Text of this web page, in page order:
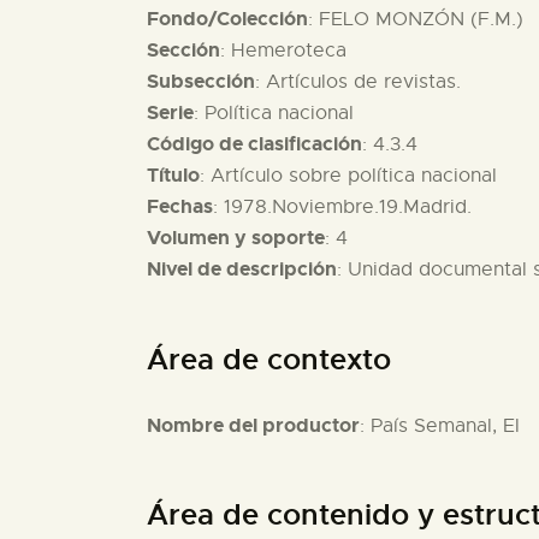
Fondo/Colección: FELO MONZÓN (F.M.)
Sección: Hemeroteca
Subsección: Artículos de revistas.
Serie: Política nacional
Código de clasificación: 4.3.4
Título: Artículo sobre política nacional
Fechas: 1978.Noviembre.19.Madrid.
Volumen y soporte: 4
Nivel de descripción: Unidad documental
Área de contexto
Nombre del productor: País Semanal, El
Área de contenido y